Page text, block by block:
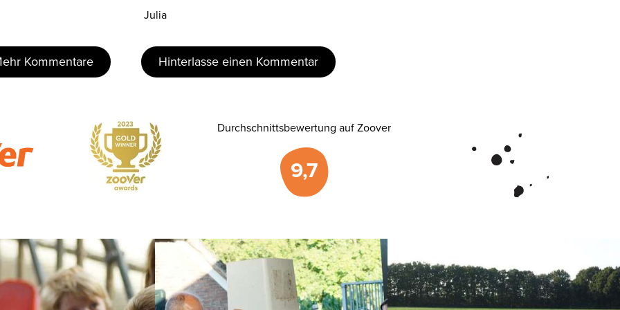
Julia
Kommentare Hinterlasse einen Kommentar
Durchschnittsbewertung auf Zoover
9,7